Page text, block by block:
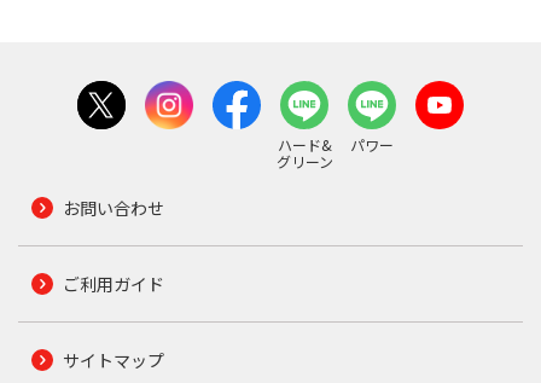
ハード&
グリーン
パワー
お問い合わせ
ご利用ガイド
サイトマップ